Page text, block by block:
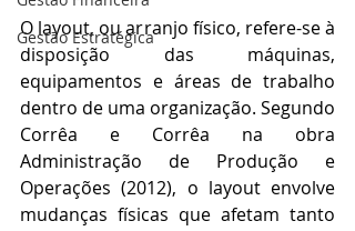
Gestão Estratégica
O layout, ou arranjo físico, refere-se à
disposição das máquinas,
equipamentos e áreas de trabalho
dentro de uma organização. Segundo
Corrêa e Corrêa na obra
Administração de Produção e
Operações (2012), o layout envolve
mudanças físicas que afetam tanto